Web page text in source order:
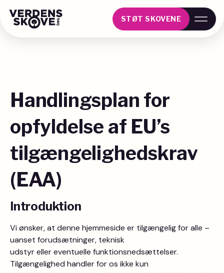
STØT SKOVENE
Handlingsplan for
opfyldelse af EU’s
tilgængelighedskrav
(EAA)
Introduktion
Vi ønsker, at denne hjemmeside er tilgængelig for alle –
uanset forudsætninger, teknisk
udstyr eller eventuelle funktionsnedsættelser.
Tilgængelighed handler for os ikke kun